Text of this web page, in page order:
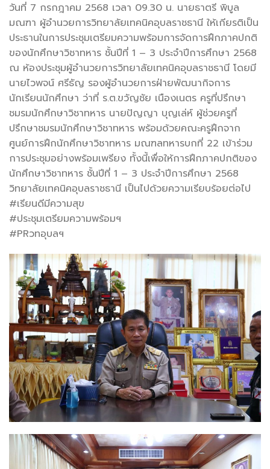
วันที่ 7 กรกฎาคม 2568 เวลา 09.30 น. นายธาตรี พิบูล
มณฑา ผู้อำนวยการวิทยาลัยเทคนิคอุบลราชธานี ให้เกียรติเป็น
ประธานในการประชุมเตรียมความพร้อมการจัดการฝึกภาคปกติ
ของนักศึกษาวิชาทหาร ชั้นปีที่ 1 – 3 ประจำปีการศึกษา 2568
ณ ห้องประชุมผู้อำนวยการวิทยาลัยเทคนิคอุบลราชธานี โดยมี
นายไวพจน์ ศรีธัญ รองผู้อำนวยการฝ่ายพัฒนากิจการ
นักเรียนนักศึกษา ว่าที่ ร.ต.ขวัญชัย เนืองเนตร ครูที่ปรึกษา
ชมรมนักศึกษาวิชาทหาร นายปัญญา บุญเล่ห์ ผู้ช่วยครูที่
ปรึกษาชมรมนักศึกษาวิชาทหาร พร้อมด้วยคณะครูฝึกจาก
ศูนย์การฝึกนักศึกษาวิชาทหาร มณฑลทหารบกที่ 22 เข้าร่วม
การประชุมอย่างพร้อมเพรียง ทั้งนี้เพื่อให้การฝึกภาคปกติของ
นักศึกษาวิชาทหาร ชั้นปีที่ 1 – 3 ประจำปีการศึกษา 2568
วิทยาลัยเทคนิคอุบลราชธานี เป็นไปด้วยความเรียบร้อยต่อไป
#เรียนดีมีความสุข
#ประชุมเตรียมความพร้อมฯ
#PRวทอุบลฯ